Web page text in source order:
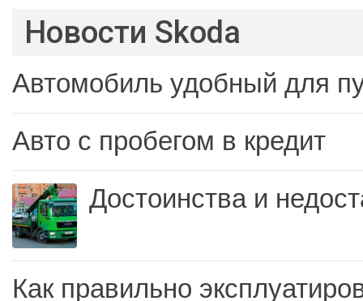
Новости Skoda
Автомобиль удобный для
Авто с пробегом в кредит
Достоинства и
Как правильно